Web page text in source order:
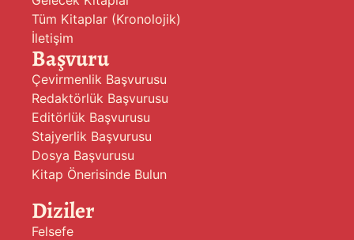
Tüm Kitaplar (Kronolojik)
İletişim
Başvuru
Çevirmenlik Başvurusu
Redaktörlük Başvurusu
Editörlük Başvurusu
Stajyerlik Başvurusu
Dosya Başvurusu
Kitap Önerisinde Bulun
Diziler
Felsefe